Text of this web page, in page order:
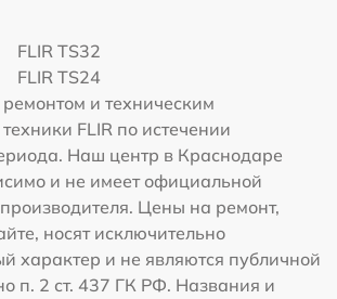
FLIR TS32
FLIR TS24
и техническим
FLIR по истечении
Наш центр в Краснодаре
и не имеет официальной
Цены на ремонт,
носят исключительно
характер и не являются публичной
п. 2 ст. 437 ГК РФ. Названия и